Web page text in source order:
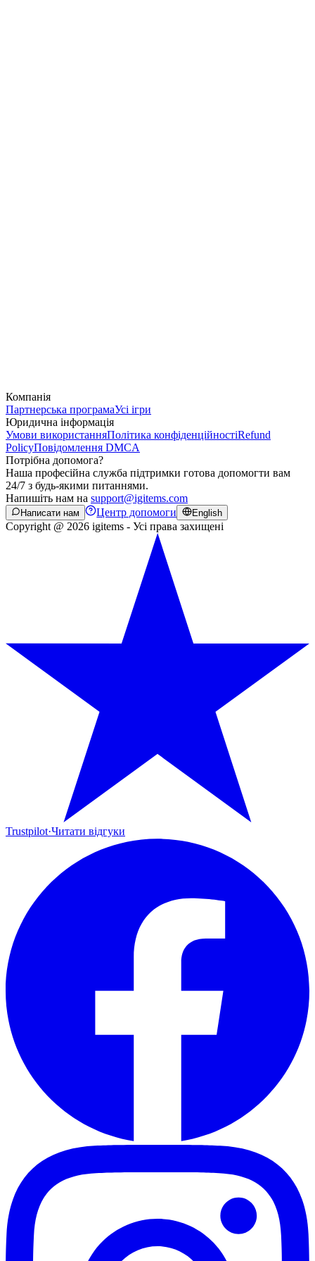
Компанія
Партнерська програмаУсі ігри
Юридична інформація
Умови використанняПолітика конфіденційностіRefund
PolicyПовідомлення DMCA
Потрібна допомога?
Наша професійна служба підтримки готова допомогти вам
24/7 з будь-якими питаннями.
Напишіть нам на support@igitems.com
Написати нам Центр допомоги English
Copyright @ 2026 igitems - Усі права захищені
Trustpilot·Читати відгуки